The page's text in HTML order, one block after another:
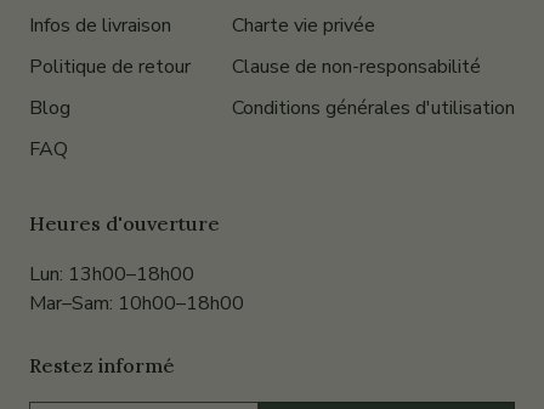
Infos de livraison
Politique de retour
Blog
FAQ
Charte vie privée
Clause de non-responsabilité
Conditions générales d'utilisation
Heures d'ouverture
Lun: 13h00–18h00
Mar–Sam: 10h00–18h00
Restez informé